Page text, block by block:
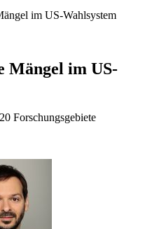
im US-Wahlsystem
Mängel im US-
Forschungsgebiete